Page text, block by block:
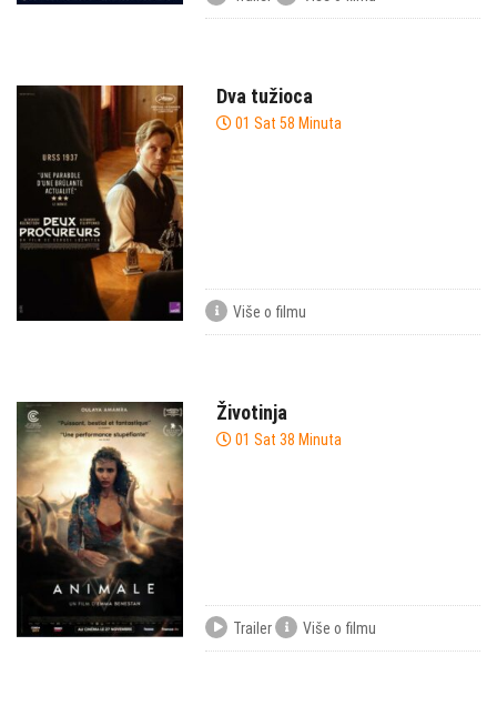
Dva tužioca
01 Sat 58 Minuta
Više o filmu
Životinja
01 Sat 38 Minuta
Trailer Više o filmu